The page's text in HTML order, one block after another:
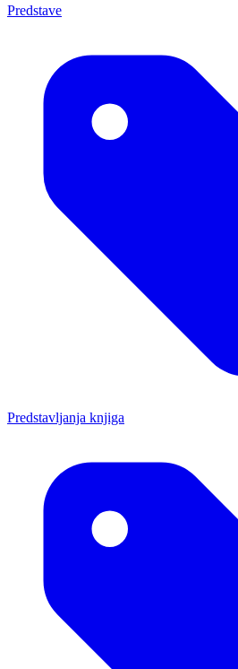
Predstave
Predstavljanja knjiga